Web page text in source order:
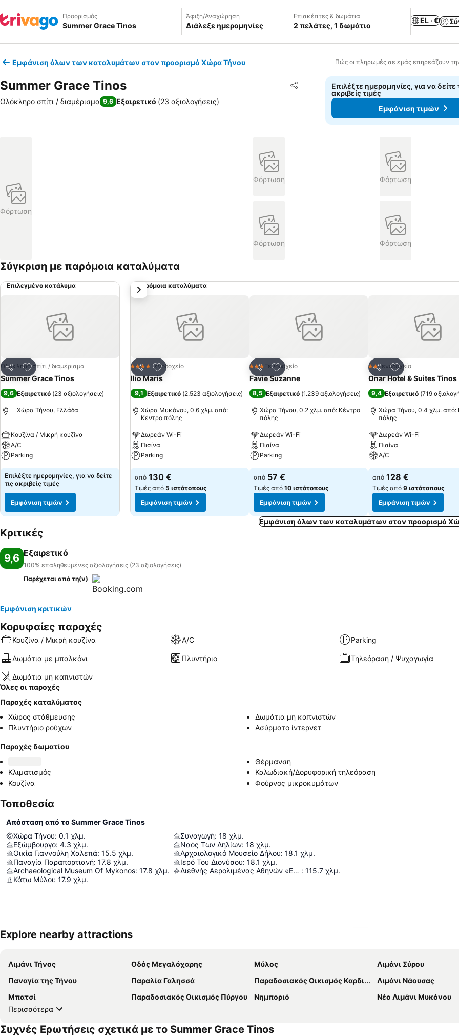
Προορισμός Άφιξη/Αναχώρηση
Διάλεξε ημερομηνίες
Επισκέπτες & δωμάτια
2 πελάτες, 1 δωμάτιο
EL · €
Εμφάνιση όλων των καταλυμάτων στον προορισμό Χώρα Τήνου Πώς οι πληρωμές σε εμάς επηρεάζουν
Summer Grace Tinos Κοινοποίηση
Προσθήκη στα αγαπημένα
Ολόκληρο σπίτι / διαμέρισμα 9,6 Εξαιρετικό (23 αξιολογήσεις)
Επιλέξτε ημερομηνίες, για να δείτε
ακριβείς τιμές
Εμφάνιση τιμών
Φόρτωση
Φόρτωση Φόρτωση
Φόρτωση Φόρτωση
Σύγκριση με παρόμοια καταλύματα
Επιλεγμένο κατάλυμα
Κοινοποίηση
Προσθήκη στα αγαπημένα
Ολόκληρο σπίτι / διαμέρισμα
Summer Grace Tinos
9,6 Εξαιρετικό (23 αξιολογήσεις)
Χώρα Τήνου, Ελλάδα
Κουζίνα / Μικρή κουζίνα
A/C
Parking
Επιλέξτε ημερομηνίες, για να δείτε
τις ακριβείς τιμές
Εμφάνιση τιμών
Παρόμοια καταλύματα
Κοινοποίηση
Προσθήκη στα αγαπημένα
4 ΑστέριαΞενοδοχείο
Ilio Maris
9,1 Εξαιρετικό (2.523 αξιολογήσεις)
Χώρα Μυκόνου, 0.6 χλμ. από:
Κέντρο πόλης
Δωρεάν Wi-Fi
Πισίνα
Parking
από 130 €
Τιμές από 5 ιστότοπους
Εμφάνιση τιμών
Κοινοποίηση
Προσθήκη στα αγαπημένα
3 ΑστέριαΞενοδοχείο
Favie Suzanne
8,5 Εξαιρετικό (1.239 αξιολογήσεις)
Χώρα Τήνου, 0.2 χλμ. από: Κέντρο
πόλης
Δωρεάν Wi-Fi
Πισίνα
Parking
από 57 €
Τιμές από 10 ιστότοπους
Εμφάνιση τιμών
Κοινοποίηση
Προσθήκη στα
2 Αστέρια
Ξενοδοχείο
Onar Hotel & Suites Tinos
9,4 Εξαιρετικό (719
Χώρα Τήνου, 0.4 χλμ. από:
πόλης
Δωρεάν Wi-Fi
Πισίνα
A/C
από 128 €
Τιμές από 9 ιστότοπους
Εμφάνιση τιμών
επόμενο
Εμφάνιση όλων των καταλυμάτων στον προορισμό
Κριτικές
9,6 Εξαιρετικό
100% επαληθευμένες αξιολογήσεις (23 αξιολογήσεις)
Παρέχεται από τη(ν)
Εμφάνιση κριτικών
Κορυφαίες παροχές
Κουζίνα / Μικρή κουζίνα A/C Parking
Δωμάτια με μπαλκόνι Πλυντήριο Τηλεόραση / Ψυχαγωγία
Δωμάτια μη καπνιστών
Όλες οι παροχές
Παροχές καταλύματος
Χώρος στάθμευσης
Δωμάτια μη καπνιστών
Πλυντήριο ρούχων
Ασύρματο ίντερνετ
Παροχές δωματίου
Θέρμανση
Κλιματισμός
Καλωδιακή/Δορυφορική τηλεόραση
Κουζίνα
Φούρνος μικροκυμάτων
Τοποθεσία
Απόσταση από το Summer Grace Tinos
Χώρα Τήνου: 0.1 χλμ.
Εξώμβουργο: 4.3 χλμ.
Οικία Γιαννούλη Χαλεπά: 15.5 χλμ.
Παναγία Παραπορτιανή: 17.8 χλμ.
Archaeological Museum Of Mykonos: 17.8 χλμ.
Κάτω Μύλοι: 17.9 χλμ.
Συναγωγή: 18 χλμ.
Ναός Των Δηλίων: 18 χλμ.
Αρχαιολογικό Μουσείο Δήλου: 18.1 χλμ.
Ιερό Του Διονύσου: 18.1 χλμ.
Διεθνής Αερολιμένας Αθηνών «Ελευθέριος Βενιζέλος» : 115.7 χλμ.
Explore nearby attractions
Λιμάνι Τήνος Οδός Μεγαλόχαρης Μύλος
Λιμάνι Σύρου
Παναγία της Τήνου
Παραλία Γαλησσά Παραδοσιακός Οικισμός Καρδιανής
Λιμάνι Νάουσας
Μπατσί
Παραδοσιακός Οικισμός Πύργου Νημποριό
Νέο Λιμάνι Μυκόνου
Περισσότερα
Συχνές Ερωτήσεις σχετικά με το Summer Grace Tinos